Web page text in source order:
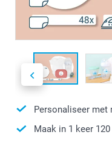
Personaliseer
Maak in 1 keer